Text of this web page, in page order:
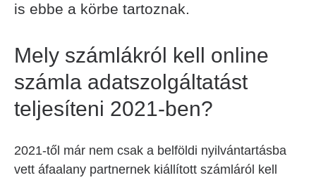
is ebbe a körbe tartoznak.
Mely számlákról kell online
számla adatszolgáltatást
teljesíteni 2021-ben?
2021-től már nem csak a belföldi nyilvántartásba
vett áfaalany partnernek kiállított számláról kell